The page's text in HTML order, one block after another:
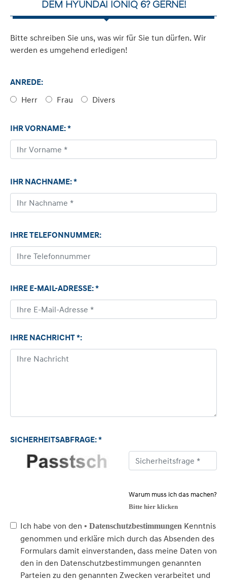
DEM HYUNDAI IONIQ 6? GERNE!
Bitte schreiben Sie uns, was wir für Sie tun dürfen. Wir
werden es umgehend erledigen!
ANREDE:
Herr
Frau Divers
IHR VORNAME: *
IHR NACHNAME: *
IHRE TELEFONNUMMER:
IHRE E-MAIL-ADRESSE: *
IHRE NACHRICHT *:
SICHERHEITSABFRAGE: *
Warum muss ich das machen?
Bitte hier klicken
Ich habe von den • Datenschutzbestimmungen Kenntnis
genommen und erkläre mich durch das Absenden des
Formulars damit einverstanden, dass meine Daten von
den in den Datenschutzbestimmungen genannten
Parteien zu den genannten Zwecken verarbeitet und